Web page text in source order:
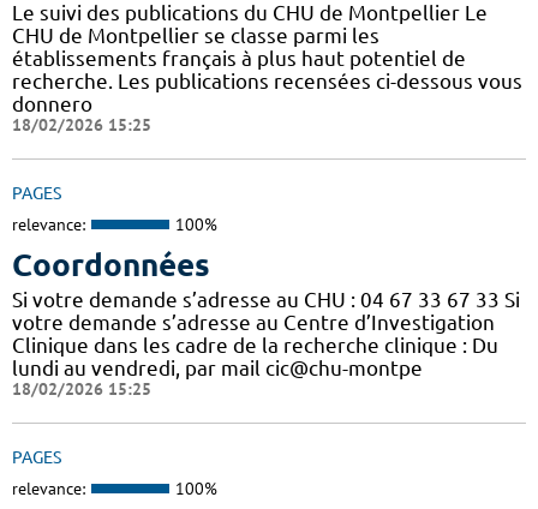
Le suivi des publications du CHU de Montpellier Le
CHU de Montpellier se classe parmi les
établissements français à plus haut potentiel de
recherche. Les publications recensées ci-dessous vous
donnero
18/02/2026 15:25
PAGES
relevance: 100%
Coordonnées
Si votre demande s’adresse au CHU : 04 67 33 67 33 Si
votre demande s’adresse au Centre d’Investigation
Clinique dans les cadre de la recherche clinique : Du
lundi au vendredi, par mail cic@chu-montpe
18/02/2026 15:25
PAGES
relevance: 100%